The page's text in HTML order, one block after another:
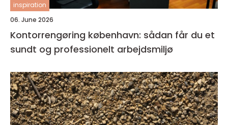
inspiration
06. June 2026
Kontorrengøring københavn: sådan får du et
sundt og professionelt arbejdsmiljø